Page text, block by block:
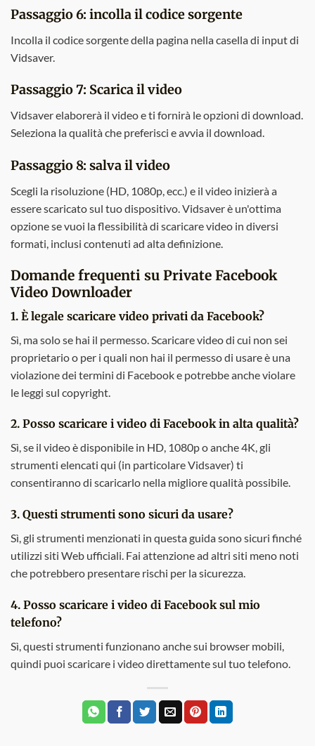
Passaggio 6: incolla il codice sorgente
Incolla il codice sorgente della pagina nella casella di input di
Vidsaver.
Passaggio 7: Scarica il video
Vidsaver elaborerà il video e ti fornirà le opzioni di download.
Seleziona la qualità che preferisci e avvia il download.
Passaggio 8: salva il video
Scegli la risoluzione (HD, 1080p, ecc.) e il video inizierà a
essere scaricato sul tuo dispositivo. Vidsaver è un'ottima
opzione se vuoi la flessibilità di scaricare video in diversi
formati, inclusi contenuti ad alta definizione.
Domande frequenti su Private Facebook
Video Downloader
1. È legale scaricare video privati da Facebook?
Sì, ma solo se hai il permesso. Scaricare video di cui non sei
proprietario o per i quali non hai il permesso di usare è una
violazione dei termini di Facebook e potrebbe anche violare
le leggi sul copyright.
2. Posso scaricare i video di Facebook in alta qualità?
Sì, se il video è disponibile in HD, 1080p o anche 4K, gli
strumenti elencati qui (in particolare Vidsaver) ti
consentiranno di scaricarlo nella migliore qualità possibile.
3. Questi strumenti sono sicuri da usare?
Sì, gli strumenti menzionati in questa guida sono sicuri finché
utilizzi siti Web ufficiali. Fai attenzione ad altri siti meno noti
che potrebbero presentare rischi per la sicurezza.
4. Posso scaricare i video di Facebook sul mio
telefono?
Sì, questi strumenti funzionano anche sui browser mobili,
quindi puoi scaricare i video direttamente sul tuo telefono.